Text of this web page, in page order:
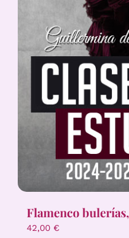
Flamenco
42,00 €